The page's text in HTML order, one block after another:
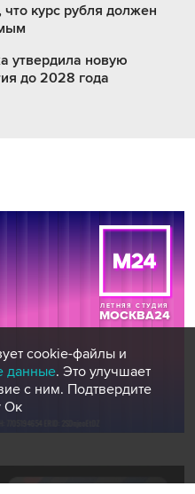
курс рубля должен
утвердила новую
до 2028 года
cookie-файлы и
данные. Это улучшает
с ним. Подтвердите
Ок